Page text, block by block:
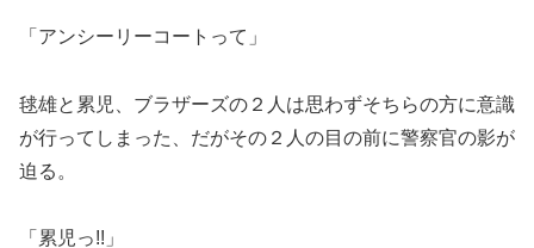
「アンシーリーコートって」
毬雄と累児、ブラザーズの２人は思わずそちらの方に意識
が行ってしまった、だがその２人の目の前に警察官の影が
迫る。
「累児っ!!」